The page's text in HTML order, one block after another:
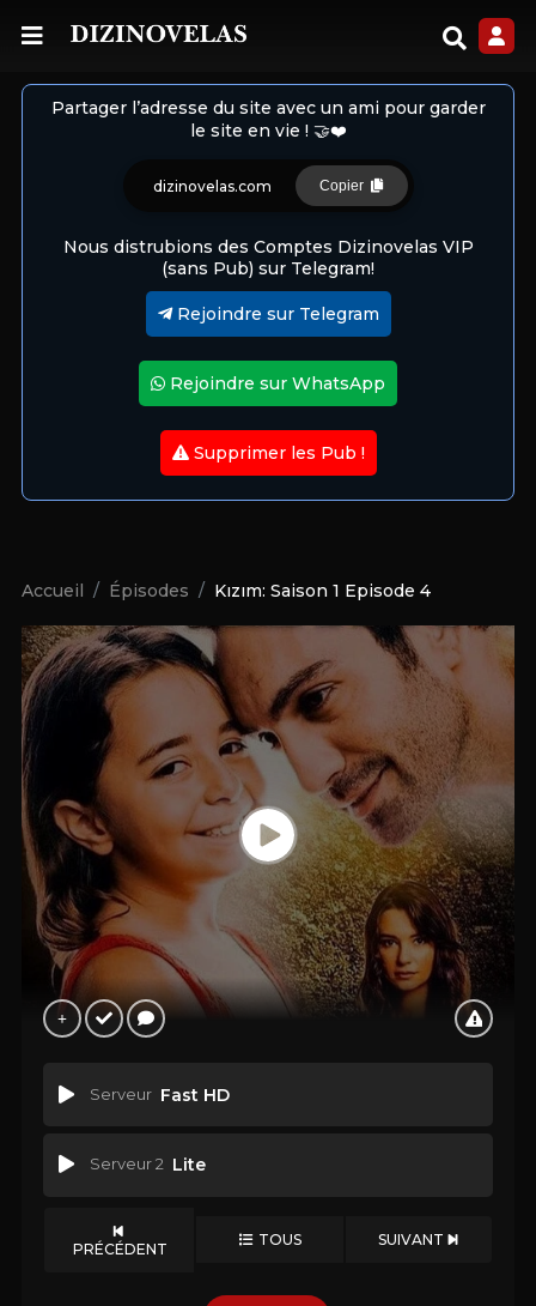
Partager l’adresse du site avec un ami pour garder
le site en vie ! 🤝❤️
dizinovelas.com Copier
Nous distrubions des Comptes Dizinovelas VIP
(sans Pub) sur Telegram!
Rejoindre sur Telegram
Rejoindre sur WhatsApp
Supprimer les Pub !
Accueil Épisodes Kızım: Saison 1 Episode 4
Serveur Fast HD
Serveur 2 Lite
PRÉCÉDENT TOUS SUIVANT